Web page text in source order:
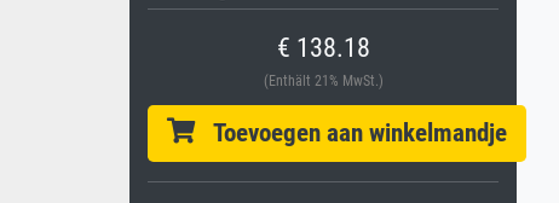
€ 138.18
(Enthält 21% MwSt.)
Toevoegen aan winkelmandje